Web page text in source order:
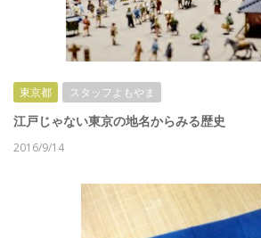
東京都 スタッフよもやま
江戸じゃない東京の地名からみる歴史
2016/9/14